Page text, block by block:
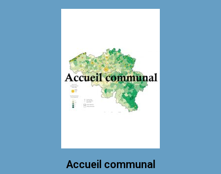
Accueil communal